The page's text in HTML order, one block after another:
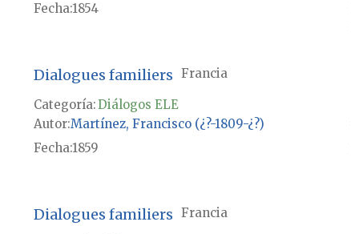
Fecha1854
Dialogues familiers Francia
Categoría:Diálogos ELE
Autor Martínez, Francisco (¿?-1809-¿?)
Fecha1859
Dialogues familiers Francia